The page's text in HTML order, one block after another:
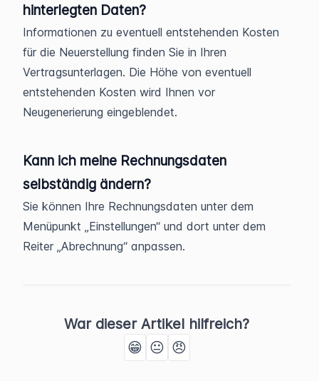
hinterlegten Daten?
Informationen zu eventuell entstehenden Kosten
für die Neuerstellung finden Sie in Ihren
Vertragsunterlagen. Die Höhe von eventuell
entstehenden Kosten wird Ihnen vor
Neugenerierung eingeblendet.
Kann ich meine Rechnungsdaten
selbständig ändern?
Sie können Ihre Rechnungsdaten unter dem
Menüpunkt „Einstellungen“ und dort unter dem
Reiter „Abrechnung“ anpassen.
War dieser Artikel hilfreich?
😁 😐 😠